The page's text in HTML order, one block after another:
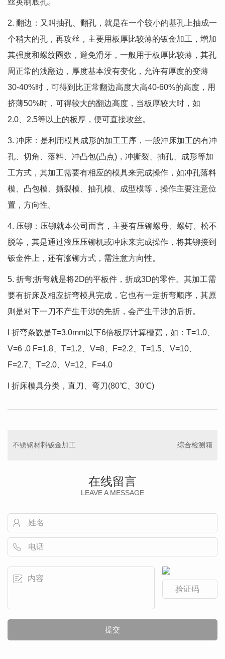
丝英制底孔。
2. 翻边：又叫抽孔、翻孔，就是在一个较小的基孔上抽成一
个稍大的孔，再攻丝，主要用板厚比较薄的钣金加工，增加
其强度和螺纹圈数，避免滑牙，一般用于板厚比较薄，其孔
周正常的浅翻边，厚度基本没有变化，允许有厚度的变薄
30-40%时，可得到比正常翻边高度大高40-60%的高度，用
挤薄50%时，可得较大的翻边高度，当板厚较大时，如
2.0、2.5等以上的板厚，便可直接攻丝。
3. 冲床：是利用模具成形的加工工序，一般冲床加工的有冲
孔、切角、落料、冲凸包(凸点)，冲撕裂、抽孔、成形等加
工方式，其加工需要有相应的模具来完成操作，如冲孔落料
模、凸包模、撕裂模、抽孔模、成型模等，操作主要注意位
置，方向性。
4. 压铆：压铆就本公司而言，主要有压铆螺母、螺钉、松不
脱等，其是通过液压压铆机或冲床来完成操作，将其铆接到
钣金件上，还有涨铆方式，需注意方向性。
5. 折弯;折弯就是将2D的平板件，折成3D的零件。其加工需
要有折床及相应折弯模具完成，它也有一定折弯顺序，其原
则是对下一刀不产生干涉的先折，会产生干涉的后折。
l 折弯条数是T=3.0mm以下6倍板厚计算槽宽，如：T=1.0、
V=6 .0 F=1.8、T=1.2、V=8、F=2.2、T=1.5、V=10、
F=2.7、T=2.0、V=12、F=4.0
l 折床模具分类，直刀、弯刀(80℃、30℃)
不锈钢材料钣金加工 综合检测箱
在线留言
LEAVE A MESSAGE